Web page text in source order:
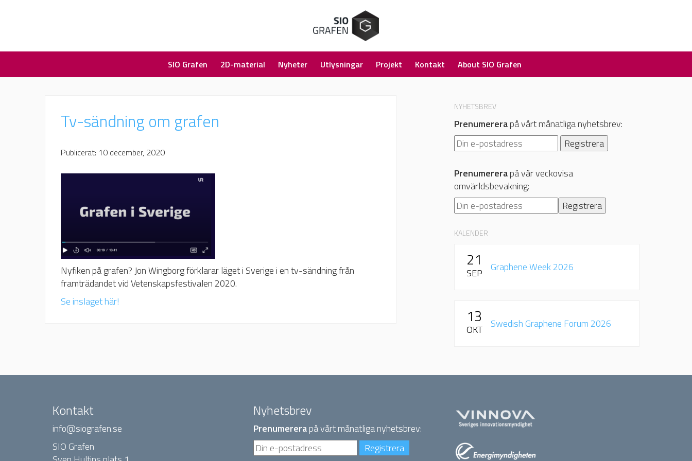
SIO Grafen 2D-material Nyheter Utlysningar Projekt Kontakt About SIO Grafen
Tv-sändning om grafen
Publicerat: 10 december, 2020
Nyfiken på grafen? Jon Wingborg förklarar läget i Sverige i en tv-sändning från
framträdandet vid Vetenskapsfestivalen 2020.
Se inslaget här!
NYHETSBREV
Prenumererapå vårt månatliga nyhetsbrev:
Prenumererapå vår veckovisa
omvärldsbevakning:
KALENDER
21
SEP Graphene Week 2026
13
OKT Swedish Graphene Forum 2026
Kontakt
info@siografen.se
SIO Grafen
Nyhetsbrev
Prenumererapå vårt månatliga nyhetsbrev: